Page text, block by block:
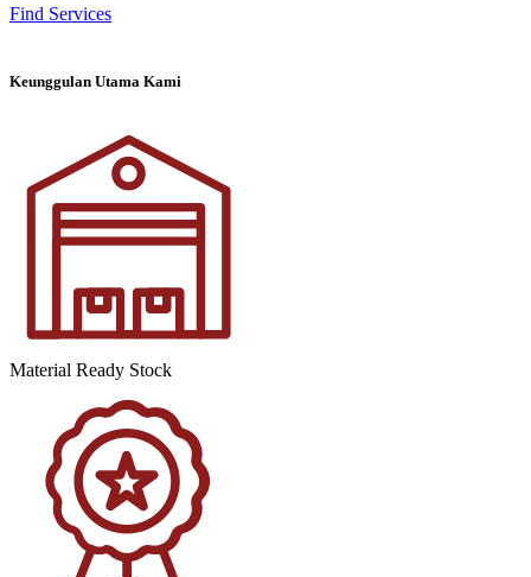
Find Services
Keunggulan Utama Kami
Material Ready Stock